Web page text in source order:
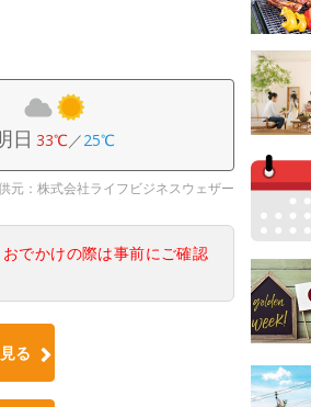
日 33℃／25℃
元：株式会社ライフビジネスウェザー
でかけの際は事前にご確認
る